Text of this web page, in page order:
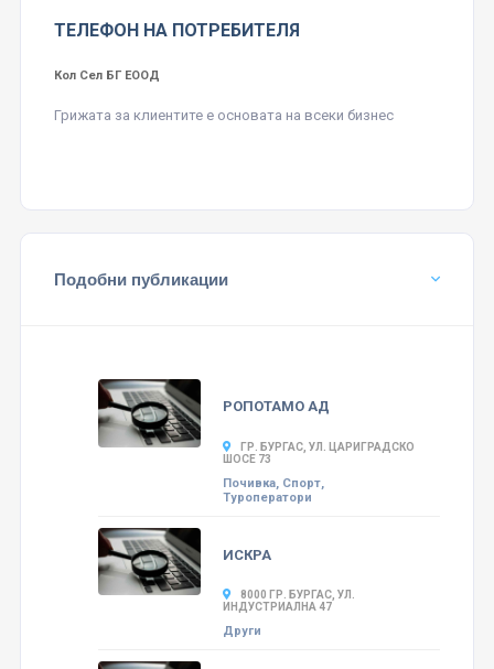
ТЕЛЕФОН НА ПОТРЕБИТЕЛЯ
Кол Сел БГ ЕООД
Грижата за клиентите е основата на всеки бизнес
Подобни публикации
РОПОТАМО АД
ГР. БУРГАС, УЛ. ЦАРИГРАДСКО
ШОСЕ 73
Почивка, Спорт,
Туроператори
ИСКРА
8000 ГР. БУРГАС, УЛ.
ИНДУСТРИАЛНА 47
Други